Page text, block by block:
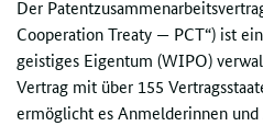
Der
Cooperation Treaty — PCT“) ist
geistiges Eigentum (WIPO)
Vertrag mit über 155
ermöglicht es Anmelderinnen